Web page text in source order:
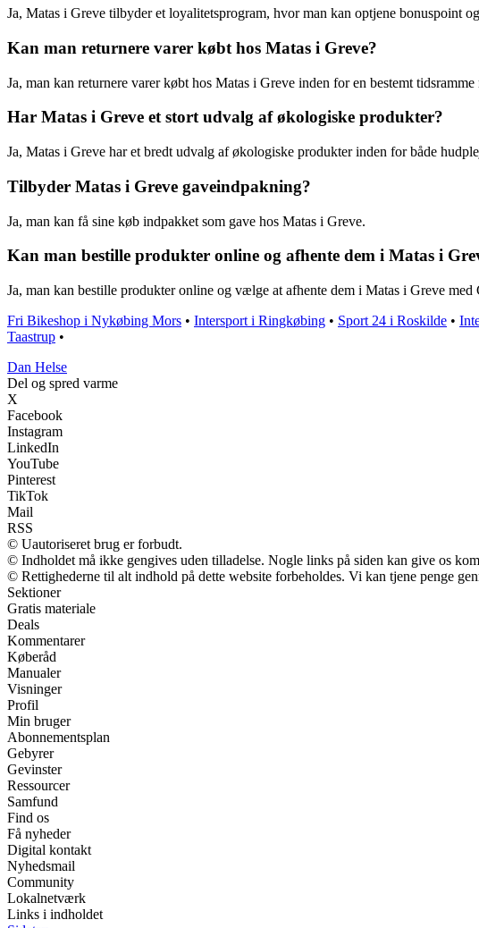
Ja, Matas i Greve tilbyder et loyalitetsprogram, hvor man kan optjene bonuspoint
Kan man returnere varer købt hos Matas i Greve?
Ja, man kan returnere varer købt hos Matas i Greve inden for en bestemt
Har Matas i Greve et stort udvalg af økologiske produkter?
Ja, Matas i Greve har et bredt udvalg af økologiske produkter inden for både
Tilbyder Matas i Greve gaveindpakning?
Ja, man kan få sine køb indpakket som gave hos Matas i Greve.
Kan man bestille produkter online og afhente dem i Matas i
Ja, man kan bestille produkter online og vælge at afhente dem i Matas i Greve
Fri Bikeshop i Nykøbing Mors • Intersport i Ringkøbing • Sport 24 i Roskilde •
Taastrup •
Dan Helse
Del og spred varme
X
Facebook
Instagram
LinkedIn
YouTube
Pinterest
TikTok
Mail
RSS
© Uautoriseret brug er forbudt.
© Indholdet må ikke gengives uden tilladelse. Nogle links på siden kan give os
© Rettighederne til alt indhold på dette website forbeholdes. Vi kan tjene penge
Sektioner
Gratis materiale
Deals
Kommentarer
Køberåd
Manualer
Visninger
Profil
Min bruger
Abonnementsplan
Gebyrer
Gevinster
Ressourcer
Samfund
Find os
Få nyheder
Digital kontakt
Nyhedsmail
Community
Lokalnetværk
Links i indholdet